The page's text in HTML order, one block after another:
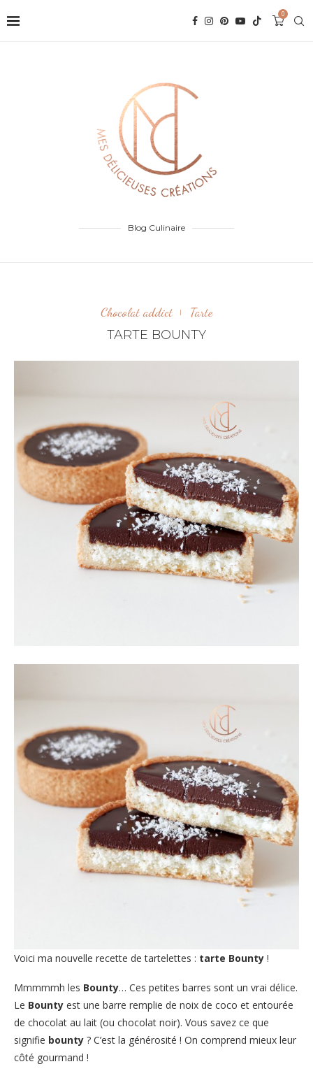
0
Blog Culinaire
Chocolat addict
Tarte
TARTE BOUNTY
Voici ma nouvelle recette de tartelettes : tarte Bounty !
Mmmmmh les Bounty… Ces petites barres sont un vrai délice.
Le Bounty est une barre remplie de noix de coco et entourée
de chocolat au lait (ou chocolat noir). Vous savez ce que
signifie bounty ? C’est la générosité ! On comprend mieux leur
côté gourmand !